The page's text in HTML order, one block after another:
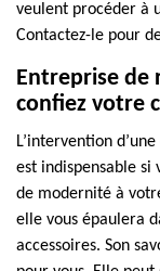
veulent procéder à
Contactez-le pour
Entreprise de
confiez votre
L’intervention
est indispensable si
de modernité à
elle vous épaulera
accessoires. Son